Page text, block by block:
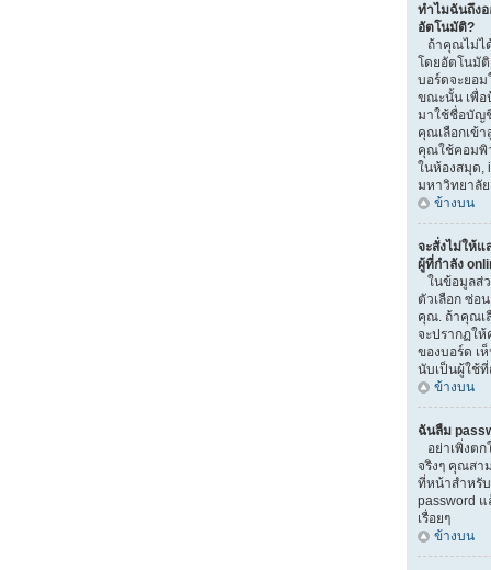
ทำไมฉันถึง
อัตโนมัติ?
ถ้าคุณไม่ไ
โดยอัตโนมั
บอร์ดจะยอ
ขณะนั้น เพื่อ
มาใช้ชื่อบัญ
คุณเลือกเข้
คุณใช้คอมพิ
ในห้องสมุด,
มหาวิทยาลัย
ข้างบน
จะสั่งไม่ให้แ
ผู้ที่กำลัง
ในข้อมูลส่
ตัวเลือก ซ่อ
คุณ. ถ้าคุณเ
จะปรากฏใ
ของบอร์ด เ
นับเป็นผู้ใช้
ข้างบน
ฉันลืม
อย่าเพิ่งต
จริงๆ คุณสา
ที่หน้าสำหรั
password
เรื่อยๆ
ข้างบน